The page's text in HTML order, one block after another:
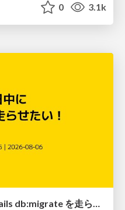
0 3.1k
モノリス Rails でも日中に rails db:migrate を走らせたい！ / Daytime rails db:migrate on Monolithic Rails!